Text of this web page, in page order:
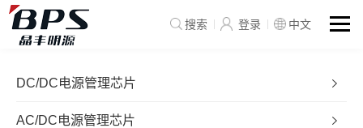
搜索 登录 中文
DC/DC电源管理芯片
AC/DC电源管理芯片